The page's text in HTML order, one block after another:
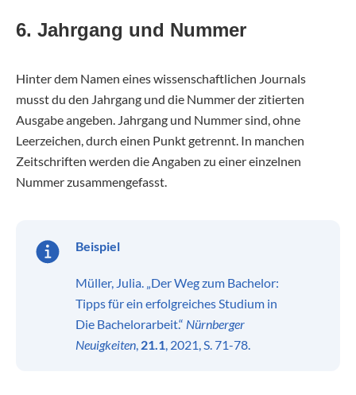
6. Jahrgang und Nummer
Hinter dem Namen eines wissenschaftlichen Journals
musst du den Jahrgang und die Nummer der zitierten
Ausgabe angeben. Jahrgang und Nummer sind, ohne
Leerzeichen, durch einen Punkt getrennt. In manchen
Zeitschriften werden die Angaben zu einer einzelnen
Nummer zusammengefasst.
Beispiel
Müller, Julia. „Der Weg zum Bachelor:
Tipps für ein erfolgreiches Studium in
Die Bachelorarbeit.“ Nürnberger
Neuigkeiten, 21.1, 2021, S. 71-78.